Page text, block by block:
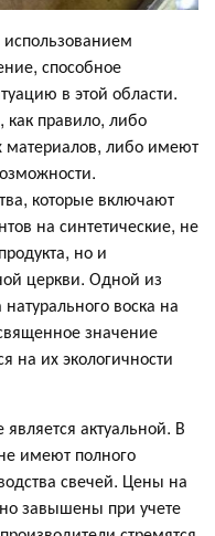
способное
в этой области.
правило, либо
материалов, либо имеют
которые включают
на синтетические, не
но и
церкви. Одной из
воска на
значение
на их экологичности
актуальной. В
имеют полного
свечей. Цены на
завышены при учете